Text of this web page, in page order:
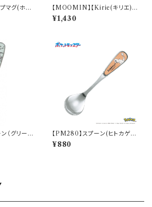
マグ(ホワ
36
【MOOMIN】【Kirie(キリエ)】
すくいやすいスプーン（ムーミン）
【MM9000】MM9001-863
¥1,430
（グリー
【PM280】スプーン(ヒトカゲ)
【Daily Sketch】PM282-850
¥880